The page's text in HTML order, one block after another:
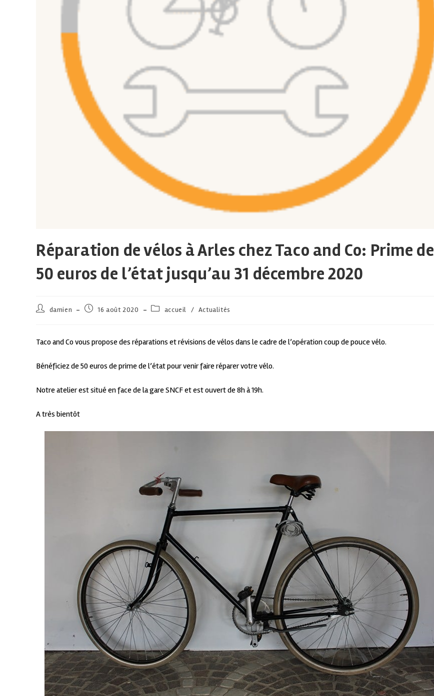
Réparation de vélos à Arles chez Taco and Co: Prime de
50 euros de l’état jusqu’au 31 décembre 2020
damien 16 août 2020 accueil / Actualités
Taco and Co vous propose des réparations et révisions de vélos dans le cadre de l’opération coup de pouce vélo.
Bénéficiez de 50 euros de prime de l’état pour venir faire réparer votre vélo.
Notre atelier est situé en face de la gare SNCF et est ouvert de 8h à 19h.
A très bientôt